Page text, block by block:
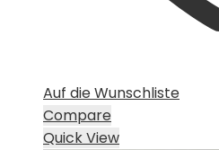
Auf die Wunschliste
Compare
Quick View